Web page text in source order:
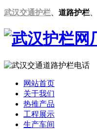
武汉交通护栏 道路护栏
网站首页
关于我们
热推产品
工程展示
生产车间